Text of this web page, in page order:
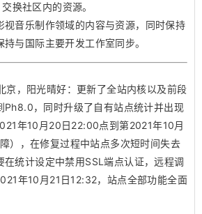
换社区内的资源。
视音乐制作领域的内容与资源，同时保持
与国际主要开发工作室同步。
京，阳光晴好：更新了全站内核以及前段
Ph8.0，同时升级了自有站点统计并出现
年10月20日22:00点到第2021年10月
），在修复过程中站点多次短时间失去
在统计设定中禁用SSL端点认证，远程调
年10月21日12:32，站点全部功能全面